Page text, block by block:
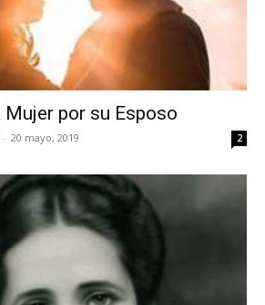
Mujer por su Esposo
- 20 mayo, 2019 2